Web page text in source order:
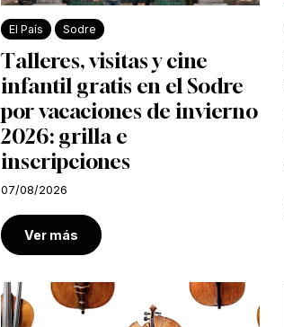
El País Sodre
Talleres, visitas y cine
infantil gratis en el Sodre
por vacaciones de invierno
2026: grilla e
inscripciones
07/08/2026
Ver más